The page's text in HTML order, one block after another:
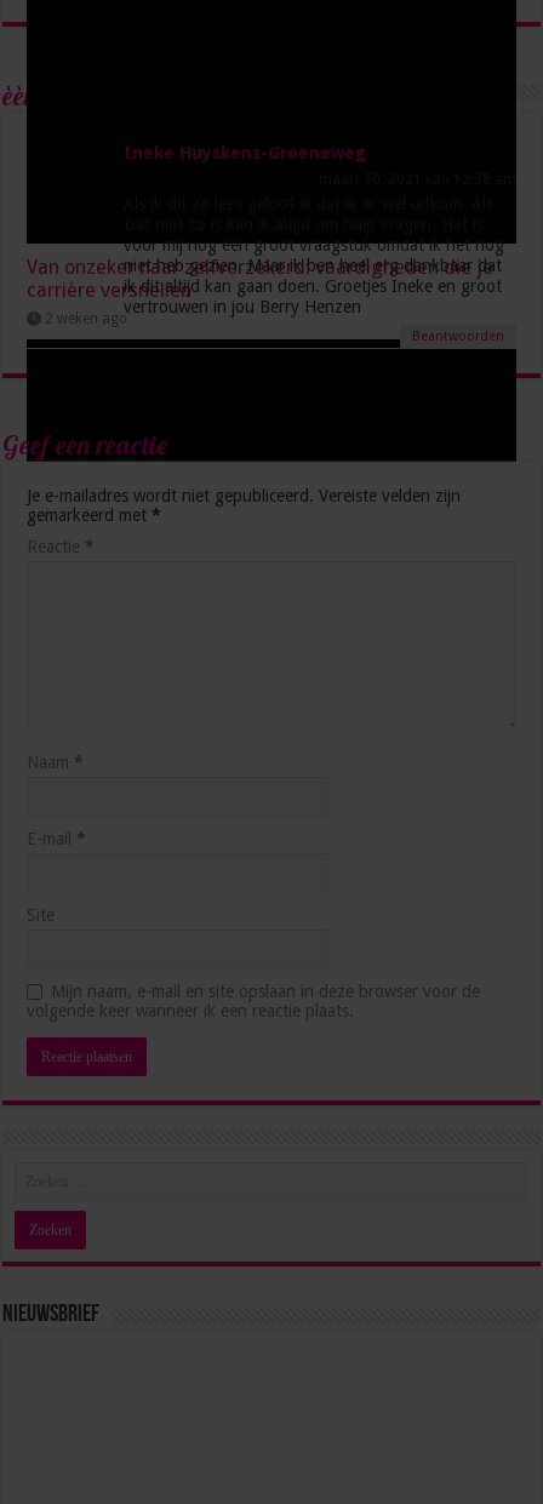
Van onzeker naar zelfverzekerd: vaardigheden die je
carrière versnellen
2 weken ago
èèn Reactie
Ineke Huyskens-Groeneweg
voor mij nog één groot vraagstuk omdat ik het nog
niet heb gezien. Maar ik ben heel erg dankbaar dat
ik dit altijd kan gaan doen. Groetjes Ineke en groot
vertrouwen in jou Berry Henzen
Beantwoorden
Geef een reactie
Je e-mailadres wordt niet gepubliceerd. Vereiste velden zijn
gemarkeerd met *
Reactie *
Naam *
E-mail *
Site
Mijn naam, e-mail en site opslaan in deze browser voor de
volgende keer wanneer ik een reactie plaats.
Nieuwsbrief